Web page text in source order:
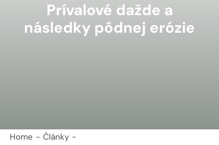
Udalosti
Prívalové dažde a
následky pôdnej erózie
Home
Články